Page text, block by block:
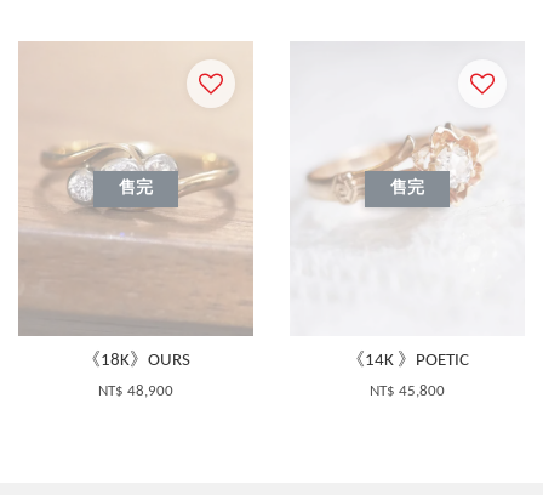
售完
《18K》OURS
NT$ 48,900
售完
《14K 》POETIC
NT$ 45,800